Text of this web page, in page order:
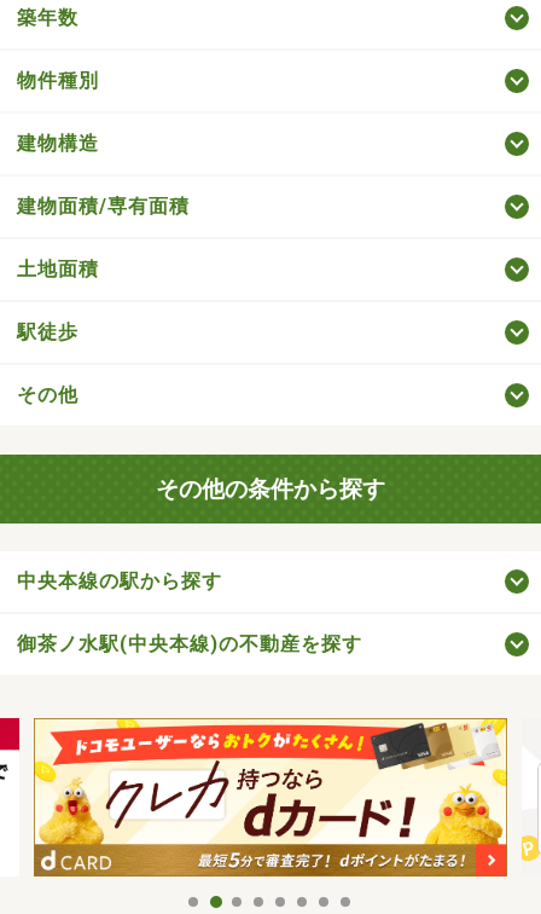
築年数
物件種別
建物構造
建物面積/専有面積
土地面積
駅徒歩
その他
その他の条件から探す
中央本線の駅から探す
御茶ノ水駅(中央本線)の不動産を探す